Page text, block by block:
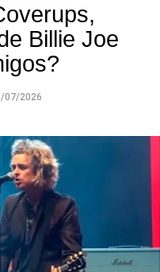
imagem de conteúdo,
ter pego crianças
tratamento de
estejam vestidas
dos anos 1970 (o
Billie Joe
07/2026